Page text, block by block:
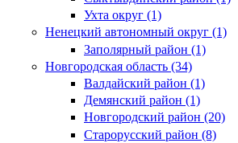
Ухта округ (1)
Ненецкий автономный округ (1)
Заполярный район (1)
Новгородская область (34)
Валдайский район (1)
Демянский район (1)
Новгородский район (20)
Старорусский район (8)